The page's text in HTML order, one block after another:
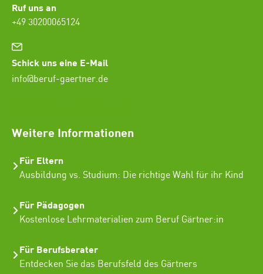
Ruf uns an
+49 30200065124
Schick uns eine E-Mail
info@beruf-gaertner.de
Weitere Informationen
Für Eltern
Ausbildung vs. Studium: Die richtige Wahl für ihr Kind
Für Pädagogen
Kostenlose Lehrmaterialien zum Beruf Gärtner:in
Für Berufsberater
Entdecken Sie das Berufsfeld des Gärtners